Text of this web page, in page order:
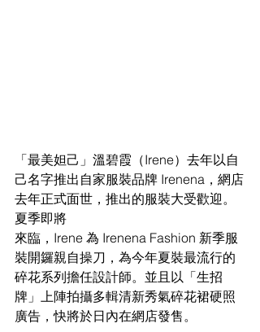
「最美妲己」溫碧霞（Irene）去年以自
己名字推出自家服裝品牌 Irenena，網店
去年正式面世，推出的服裝大受歡迎。
夏季即將
來臨， Irene 為 Irenena Fashion 新季服
裝開鑼親自操刀，為今年夏裝最流行的
碎花系列擔任設計師。並且以「生招
牌」上陣拍攝多輯清新秀氣碎花裙硬照
廣告，快將於日內在網店發售。